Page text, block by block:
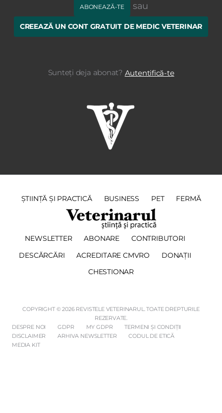
ABONEAZĂ-TE sau
CREEAZĂ UN CONT GRATUIT DE MEDIC VETERINAR
Sunteți deja abonat? Autentifică-te
ȘTIINȚĂ ȘI PRACTICĂ BUSINESS PET FERMĂ
NEWSLETTER ABONARE CONTRIBUTORI
DESCĂRCĂRI ACREDITARE CMVRO DONAȚII
CHESTIONAR
COPYRIGHT © 2026 REVISTELE VETERINARUL. TOATE DREPTURILE
REZERVATE.
DESPRE NOI
GDPR MY GDPR
TERMENI ȘI CONDIȚII
DISCLAIMER
ARHIVA NEWSLETTER
CODUL DE ETICĂ
MEDIA KIT